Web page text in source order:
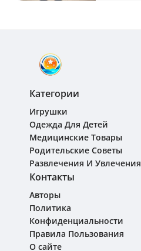
Категории
Игрушки
Одежда Для Детей
Медицинские Товары
Родительские Советы
Развлечения И Увлечения
Контакты
Авторы
Политика
Конфиденциальности
Правила Пользования
О сайте